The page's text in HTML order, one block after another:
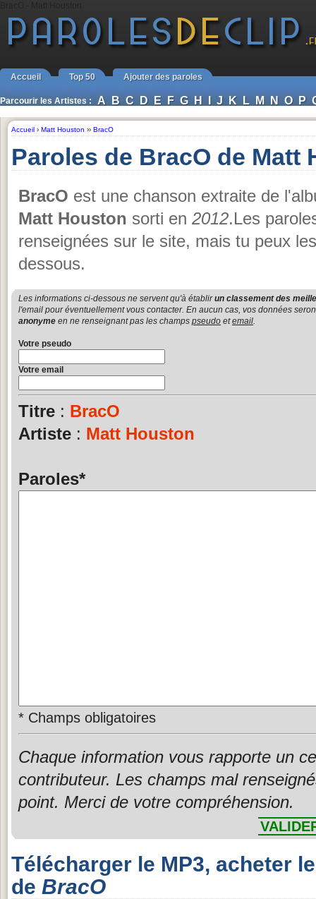
Accueil Top 50 Ajouter des paroles
Parcourir les Artistes : A B C D E F G H I J K L M N O P
Accueil › Matt Houston ›› BracO
Paroles de BracO de Matt
BracO est une chanson extraite de
Matt Houston sorti en 2012.Les
renseignées sur le site, mais tu peux
dessous.
Les informations ci-dessous ne servent qu'à établirun classement des
l'email pour éventuellement vous contacter. En aucun cas, vos données
anonyme en ne renseignant pas les champs pseudo etemail.
Votre pseudo
Votre email
Titre : BracO
Artiste : Matt Houston
Paroles*
* Champs obligatoires
Chaque information vous rapporte un
contributeur. Les champs mal
point. Merci de votre compréhension.
Télécharger le MP3, acheter
de BracO